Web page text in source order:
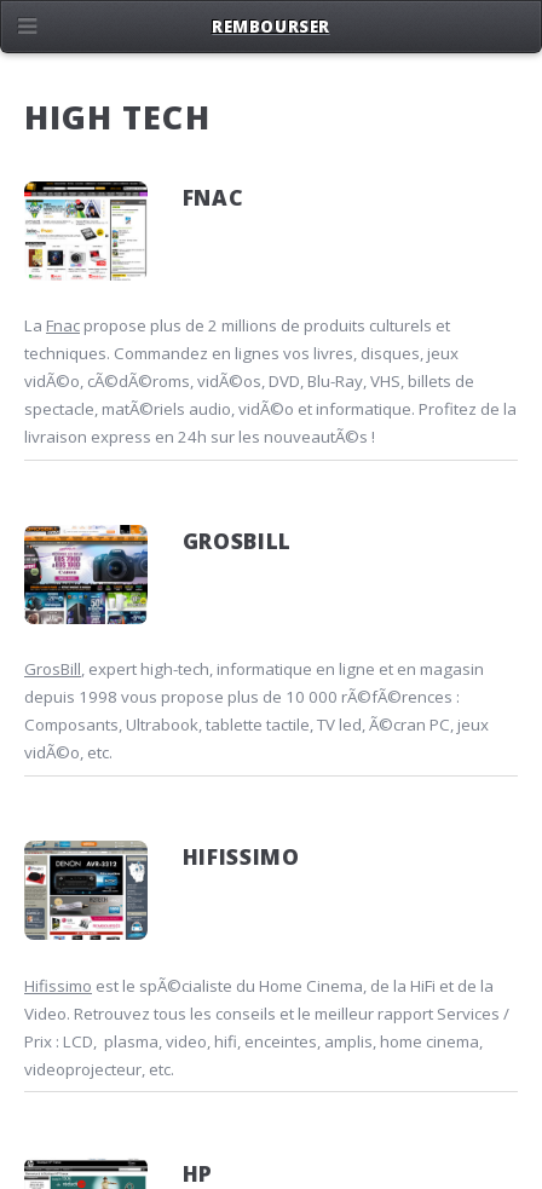
HIGH TECH
FNAC
La Fnac propose plus de 2 millions de produits culturels et
techniques. Commandez en lignes vos livres, disques, jeux
vidÃ©o, cÃ©dÃ©roms, vidÃ©os, DVD, Blu-Ray, VHS, billets de
spectacle, matÃ©riels audio, vidÃ©o et informatique. Profitez de la
livraison express en 24h sur les nouveautÃ©s !
GROSBILL
GrosBill, expert high-tech, informatique en ligne et en magasin
depuis 1998 vous propose plus de 10 000 rÃ©fÃ©rences :
Composants, Ultrabook, tablette tactile, TV led, Ã©cran PC, jeux
vidÃ©o, etc.
HIFISSIMO
Hifissimo est le spÃ©cialiste du Home Cinema, de la HiFi et de la
Video. Retrouvez tous les conseils et le meilleur rapport Services /
Prix : LCD, plasma, video, hifi, enceintes, amplis, home cinema,
videoprojecteur, etc.
HP
REMBOURSER